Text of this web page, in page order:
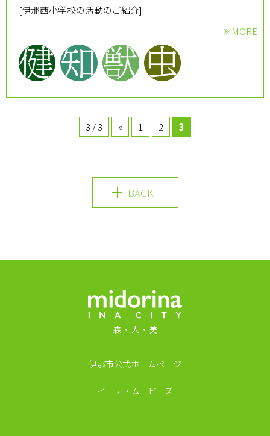
森に関する相談はこちら
[伊那西小学校の活動のご紹介]
MORE
3 / 3 « 1 2 3
BACK
伊那市公式ホームページ
イーナ・ムービーズ